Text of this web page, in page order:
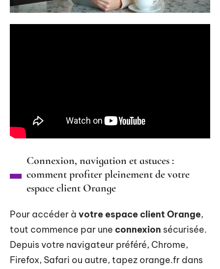
Connexion, navigation et astuces :
comment profiter pleinement de votre
espace client Orange
Pour accéder à votre espace client Orange,
tout commence par une connexion sécurisée.
Depuis votre navigateur préféré, Chrome,
Firefox, Safari ou autre, tapez orange.fr dans